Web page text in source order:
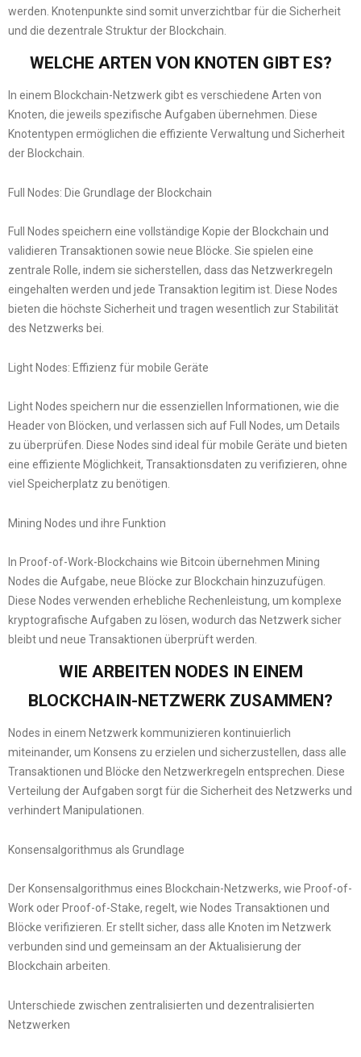
werden. Knotenpunkte sind somit unverzichtbar für die Sicherheit
und die dezentrale Struktur der Blockchain.
WELCHE ARTEN VON KNOTEN GIBT ES?
In einem Blockchain-Netzwerk gibt es verschiedene Arten von
Knoten, die jeweils spezifische Aufgaben übernehmen. Diese
Knotentypen ermöglichen die effiziente Verwaltung und Sicherheit
der Blockchain.
Full Nodes: Die Grundlage der Blockchain
Full Nodes speichern eine vollständige Kopie der Blockchain und
validieren Transaktionen sowie neue Blöcke. Sie spielen eine
zentrale Rolle, indem sie sicherstellen, dass das Netzwerkregeln
eingehalten werden und jede Transaktion legitim ist. Diese Nodes
bieten die höchste Sicherheit und tragen wesentlich zur Stabilität
des Netzwerks bei.
Light Nodes: Effizienz für mobile Geräte
Light Nodes speichern nur die essenziellen Informationen, wie die
Header von Blöcken, und verlassen sich auf Full Nodes, um Details
zu überprüfen. Diese Nodes sind ideal für mobile Geräte und bieten
eine effiziente Möglichkeit, Transaktionsdaten zu verifizieren, ohne
viel Speicherplatz zu benötigen.
Mining Nodes und ihre Funktion
In Proof-of-Work-Blockchains wie Bitcoin übernehmen Mining
Nodes die Aufgabe, neue Blöcke zur Blockchain hinzuzufügen.
Diese Nodes verwenden erhebliche Rechenleistung, um komplexe
kryptografische Aufgaben zu lösen, wodurch das Netzwerk sicher
bleibt und neue Transaktionen überprüft werden.
WIE ARBEITEN NODES IN EINEM
BLOCKCHAIN-NETZWERK ZUSAMMEN?
Nodes in einem Netzwerk kommunizieren kontinuierlich
miteinander, um Konsens zu erzielen und sicherzustellen, dass alle
Transaktionen und Blöcke den Netzwerkregeln entsprechen. Diese
Verteilung der Aufgaben sorgt für die Sicherheit des Netzwerks und
verhindert Manipulationen.
Konsensalgorithmus als Grundlage
Der Konsensalgorithmus eines Blockchain-Netzwerks, wie Proof-of-
Work oder Proof-of-Stake, regelt, wie Nodes Transaktionen und
Blöcke verifizieren. Er stellt sicher, dass alle Knoten im Netzwerk
verbunden sind und gemeinsam an der Aktualisierung der
Blockchain arbeiten.
Unterschiede zwischen zentralisierten und dezentralisierten
Netzwerken